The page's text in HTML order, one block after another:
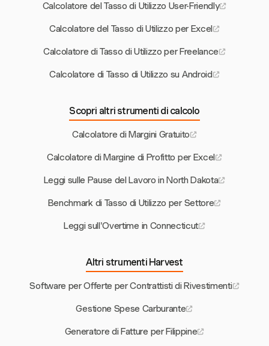
Calcolatore del Tasso di Utilizzo User-Friendly
Calcolatore del Tasso di Utilizzo per Excel
Calcolatore di Tasso di Utilizzo per Freelance
Calcolatore di Tasso di Utilizzo su Android
Scopri altri strumenti di calcolo
Calcolatore di Margini Gratuito
Calcolatore di Margine di Profitto per Excel
Leggi sulle Pause del Lavoro in North Dakota
Benchmark di Tasso di Utilizzo per Settore
Leggi sull'Overtime in Connecticut
Altri strumenti Harvest
Software per Offerte per Contrattisti di Rivestimenti
Gestione Spese Carburante
Generatore di Fatture per Filippine